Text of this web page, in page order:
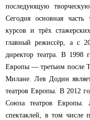
последующую
Сегодня основная
курсов и трёх
главный режиссёр, а с
директор театра. В 1998
Европы — третьим после
Милане. Лев Додин
театров Европы. В 2012
Союза театров Европы.
спектаклей, в том числе